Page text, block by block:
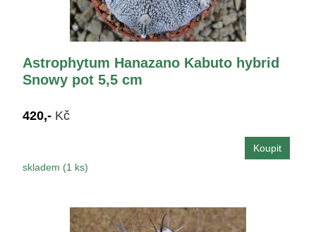
Astrophytum Hanazano Kabuto hybrid
Snowy pot 5,5 cm
420,- Kč
skladem (1 ks)